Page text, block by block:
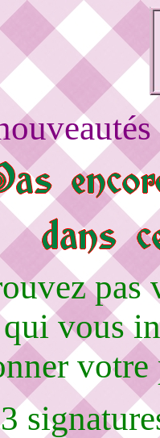
pas
vous
votre